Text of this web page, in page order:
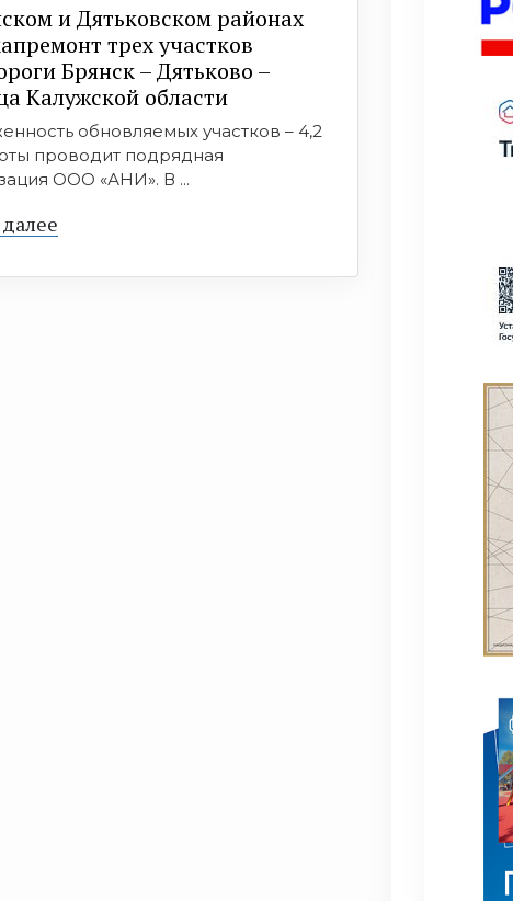
и Дятьковском районах
трех участков
Брянск – Дятьково –
Калужской области
обновляемых участков – 4,2
проводит подрядная
ООО «АНИ». В ...